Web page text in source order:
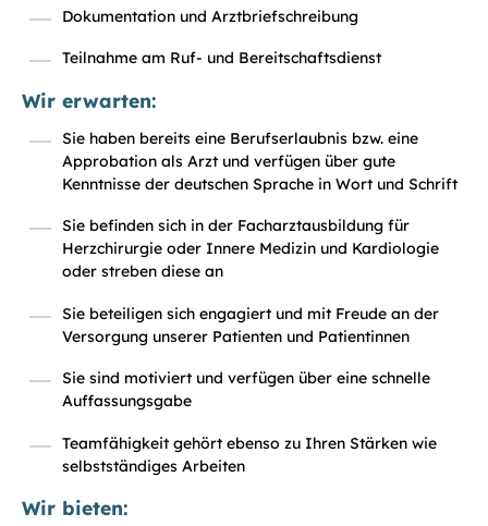
Dokumentation und Arztbriefschreibung
Teilnahme am Ruf- und Bereitschaftsdienst
Wir erwarten:
Sie haben bereits eine Berufserlaubnis bzw. eine
Approbation als Arzt und verfügen über gute
Kenntnisse der deutschen Sprache in Wort und Schrift
Sie befinden sich in der Facharztausbildung für
Herzchirurgie oder Innere Medizin und Kardiologie
oder streben diese an
Sie beteiligen sich engagiert und mit Freude an der
Versorgung unserer Patienten und Patientinnen
Sie sind motiviert und verfügen über eine schnelle
Auffassungsgabe
Teamfähigkeit gehört ebenso zu Ihren Stärken wie
selbstständiges Arbeiten
Wir bieten: